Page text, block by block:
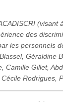
(visant
des
les personnels
Géraldine
Camille Gillet,
Rodrigues,